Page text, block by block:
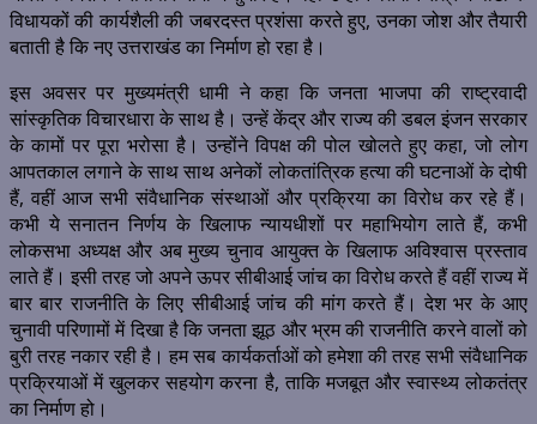
विधायकों की कार्यशैली की जबरदस्त प्रशंसा करते हुए, उनका जोश और तैयारी
बताती है कि नए उत्तराखंड का निर्माण हो रहा है।
इस अवसर पर मुख्यमंत्री धामी ने कहा कि जनता भाजपा की राष्ट्रवादी
सांस्कृतिक विचारधारा के साथ है। उन्हें केंद्र और राज्य की डबल इंजन सरकार
के कामों पर पूरा भरोसा है। उन्होंने विपक्ष की पोल खोलते हुए कहा, जो लोग
आपतकाल लगाने के साथ साथ अनेकों लोकतांत्रिक हत्या की घटनाओं के दोषी
हैं, वहीं आज सभी संवैधानिक संस्थाओं और प्रक्रिया का विरोध कर रहे हैं।
कभी ये सनातन निर्णय के खिलाफ न्यायधीशों पर महाभियोग लाते हैं, कभी
लोकसभा अध्यक्ष और अब मुख्य चुनाव आयुक्त के खिलाफ अविश्वास प्रस्ताव
लाते हैं। इसी तरह जो अपने ऊपर सीबीआई जांच का विरोध करते हैं वहीं राज्य में
बार बार राजनीति के लिए सीबीआई जांच की मांग करते हैं। देश भर के आए
चुनावी परिणामों में दिखा है कि जनता झूठ और भ्रम की राजनीति करने वालों को
बुरी तरह नकार रही है। हम सब कार्यकर्ताओं को हमेशा की तरह सभी संवैधानिक
प्रक्रियाओं में खुलकर सहयोग करना है, ताकि मजबूत और स्वास्थ्य लोकतंत्र
का निर्माण हो।